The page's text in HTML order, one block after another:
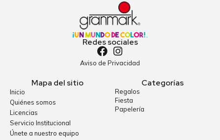
Redes sociales
Aviso de Privacidad
Mapa del sitio
Inicio
Quiénes somos
Licencias
Servicio Institucional
Únete a nuestro equipo
Categorías
Regalos
Fiesta
Papelería